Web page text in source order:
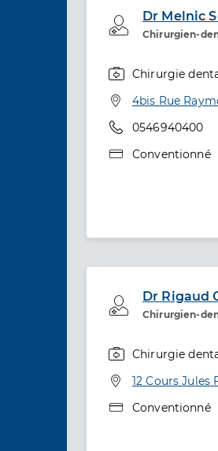
Dr Melnic
Chirurgien-
Chirurgie
Adresse
4bis Rue
Téléphone
0546940400
Type de
Conventionné
Dr Rigaud
Chirurgien-
Chirurgie
Adresse
12 Cours Jules
Type de
Conventionné